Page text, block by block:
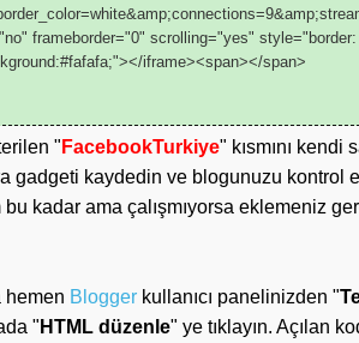
frameborder="0" scrolling="yes"
iframe><span></span>
" FacebookTurkiye" kısmını kendi
gadgeti kaydedin ve blogunuzu kontrol
bu kadar ama çalışmıyorsa eklemeniz
hemen Blogger kullanıcı panelinizden "
" HTML düzenle" ye tıklayın. Açılan